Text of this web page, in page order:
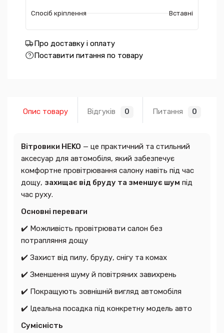
Спосіб кріплення Вставні
Про доставку і оплату
Поставити питання по товару
Опис товару Відгуків 0 Питання 0
Вітровики HEKO — це практичний та стильний
аксесуар для автомобіля, який забезпечує
комфортне провітрювання салону навіть під час
дощу, захищає від бруду та зменшує шум під
час руху.
Основні переваги
✔️ Можливість провітрювати салон без
потрапляння дощу
✔️ Захист від пилу, бруду, снігу та комах
✔️ Зменшення шуму й повітряних завихрень
✔️ Покращують зовнішній вигляд автомобіля
✔️ Ідеальна посадка під конкретну модель авто
Сумісність